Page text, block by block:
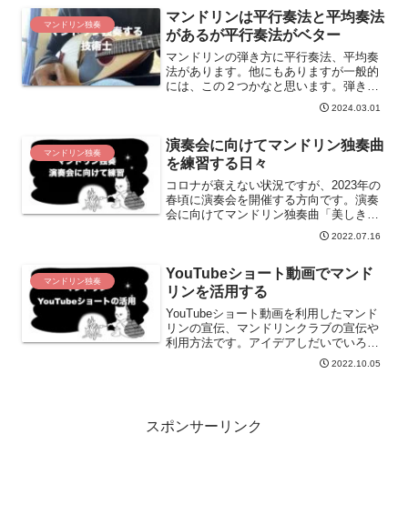
マンドリン独奏
マンドリンは平行奏法と平均奏法
があるが平行奏法がベター
マンドリンの弾き方に平行奏法、平均奏
法があります。他にもありますが一般的
には、この２つかなと思います。弾き方
は本人の好みでやってみます。その後、
しっくりこなかったら修正します。
2024.03.01
マンドリン独奏
演奏会に向けてマンドリン独奏曲
を練習する日々
コロナが衰えない状況ですが、2023年の
春頃に演奏会を開催する方向です。演奏
会に向けてマンドリン独奏曲「美しき我
が子や何処へ」を練習しています。練習
する様子を説明する記事です。
2022.07.16
マンドリン独奏
YouTubeショート動画でマンド
リンを活用する
YouTubeショート動画を利用したマンド
リンの宣伝、マンドリンクラブの宣伝や
利用方法です。アイデアしだいでいろい
ろとできるのがYouTubeショート動画で
す。マンドリンにも使えます。
2022.10.05
スポンサーリンク